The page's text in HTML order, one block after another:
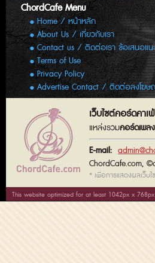
ChordCafe Menu
Home / หน้าหลัก
About Us / เกี่ยวกับเรา
Contact us / ติดต่อเรา ข้อเสนอแ
Terms of Use
Privacy Policy
Advertise Contact / ติดต่อลงโฆ
เว็บไซต์คอร์ดคาเฟ่
แหล่งรวมคอร์ดเพลง
E-mail:
ChordCafe.com,
* เพื่อการแสดงผลเว็บ
This website optimized for at least 1042px x 768px